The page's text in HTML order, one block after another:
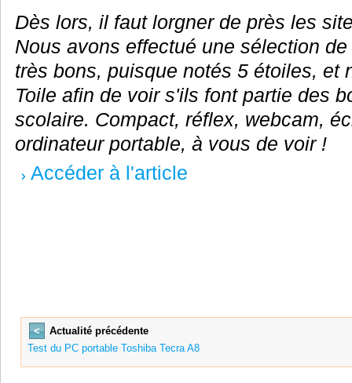
Dès lors, il faut lorgner de près les
Nous avons effectué une sélection
très bons, puisque notés 5 étoiles, et
Toile afin de voir s'ils font partie des
scolaire. Compact, réflex, webcam,
ordinateur portable, à vous de voir !
Accéder à l'article
<
Actualité précédente
Test du PC portable Toshiba Tecra A8